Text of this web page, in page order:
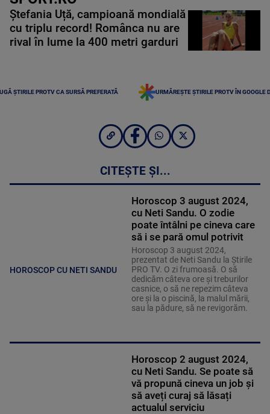
Ștefania Uță, campioană mondială
cu triplu record! Românca nu are
rival în lume la 400 metri garduri
ȘTIRILE PROTV CA SURSĂ PREFERATĂ URMĂREȘTE ȘTIRILE PROTV ÎN GOOGLE
CITEȘTE ȘI...
HOROSCOP CU NETI SANDU
Horoscop 3 august 2024,
cu Neti Sandu. O zodie
poate întâlni pe cineva care
să i se pară omul potrivit
Horoscop 3 august 2024,
prezentat de Neti Sandu la Știrile
PRO TV. O zi frumoasă. O să
dedicăm câteva ore și treburilor
casnice, o să ne repezim câteva
ore și la o piscină, la malul mării,
sau la pădure, să ne revigorăm.
Horoscop 2 august 2024,
cu Neti Sandu. Se poate să
vă propună cineva un job și
să aveți curaj să lăsați
actualul serviciu